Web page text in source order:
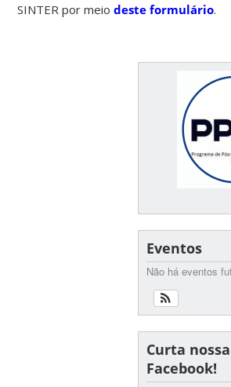
SINTER por meiodeste formulário.
Eventos
Não há eventos
Curta
Facebook!